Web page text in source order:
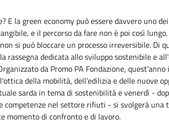
la green economy può essere davvero uno
e il percorso da fare non è poi così lungo.
si può bloccare un processo irreversibile. Di
rassegna dedicata allo sviluppo sostenibile e
da Promo PA Fondazione, quest'anno
della mobilità, dell'edilizia e delle nuove
sarda in tema di sostenibilità e venerdì -
competenze nel settore rifiuti - si svolgerà una
momento di confronto e di lavoro.